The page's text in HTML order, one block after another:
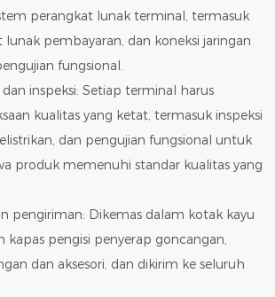
perangkat lunak terminal, termasuk
lunak pembayaran, dan koneksi jaringan
fungsional.
inspeksi: Setiap terminal harus
kualitas yang ketat, termasuk inspeksi
dan pengujian fungsional untuk
produk memenuhi standar kualitas yang
pengiriman: Dikemas dalam kotak kayu
kapas pengisi penyerap goncangan,
dan aksesori, dan dikirim ke seluruh